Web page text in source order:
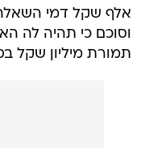
אלף שקל דמי
וסוכם כי תהיה לה
תמורת מיליון שקל